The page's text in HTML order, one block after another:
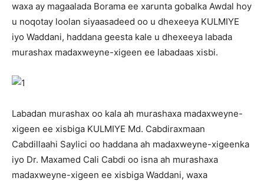
waxa ay magaalada Borama ee xarunta gobalka Awdal hoy
u noqotay loolan siyaasadeed oo u dhexeeya KULMIYE
iyo Waddani, haddana geesta kale u dhexeeya labada
murashax madaxweyne-xigeen ee labadaas xisbi.
Labadan murashax oo kala ah murashaxa madaxweyne-
xigeen ee xisbiga KULMIYE Md. Cabdiraxmaan
Cabdillaahi Saylici oo haddana ah madaxweyne-xigeenka
iyo Dr. Maxamed Cali Cabdi oo isna ah murashaxa
madaxweyne-xigeen ee xisbiga Waddani, waxa